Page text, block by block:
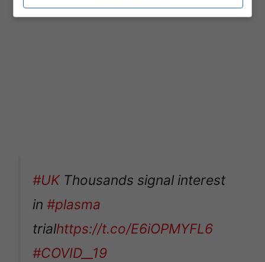
#UKThousands signal interest
in #plasma
trialhttps://t.co/E6iOPMYFL6
#COVID__19